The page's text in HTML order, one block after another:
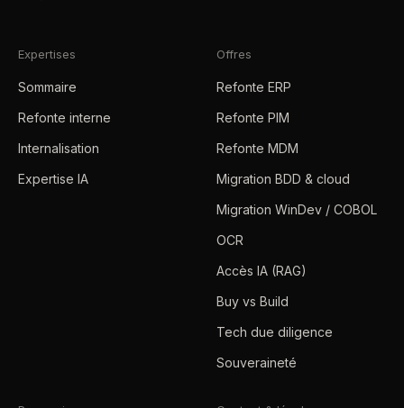
Expertises
Sommaire
Refonte interne
Internalisation
Expertise IA
Offres
Refonte ERP
Refonte PIM
Refonte MDM
Migration BDD & cloud
Migration WinDev / COBOL
OCR
Accès IA (RAG)
Buy vs Build
Tech due diligence
Souveraineté